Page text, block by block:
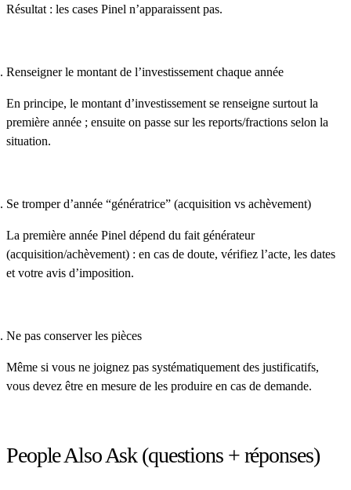
Résultat : les cases Pinel n’apparaissent pas.
Renseigner le montant de l’investissement chaque année
En principe, le montant d’investissement se renseigne surtout la
première année ; ensuite on passe sur les reports/fractions selon la
situation.
Se tromper d’année “génératrice” (acquisition vs achèvement)
La première année Pinel dépend du fait générateur
(acquisition/achèvement) : en cas de doute, vérifiez l’acte, les dates
et votre avis d’imposition.
Ne pas conserver les pièces
Même si vous ne joignez pas systématiquement des justificatifs,
vous devez être en mesure de les produire en cas de demande.
People Also Ask (questions + réponses)